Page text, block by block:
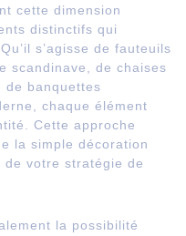
cette dimension
distinctifs qui
s’agisse de fauteuils
scandinave, de chaises
de banquettes
chaque élément
Cette approche
la simple décoration
votre stratégie de
la possibilité